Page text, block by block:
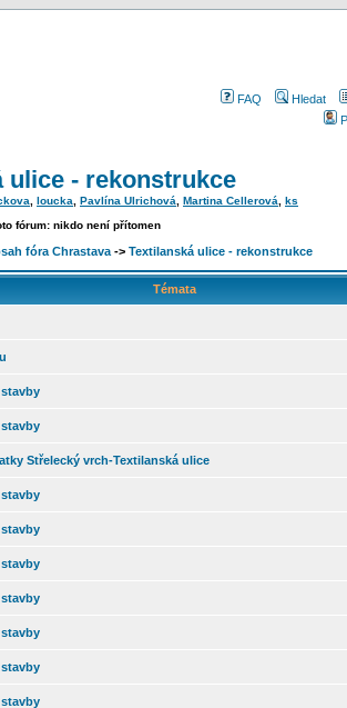
FAQ
Hledat
ulice - rekonstrukce
loucka Pavlína Ulrichová Martina Cellerová
ks
fórum: nikdo není přítomen
fóra Chrastava -> Textilanská ulice - rekonstrukce
Témata
Střelecký vrch-Textilanská ulice